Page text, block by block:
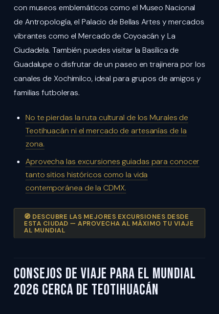
con museos emblemáticos como el Museo Nacional
de Antropología, el Palacio de Bellas Artes y mercados
vibrantes como el Mercado de Coyoacán y La
Ciudadela. También puedes visitar la Basílica de
Guadalupe o disfrutar de un paseo en trajinera por los
canales de Xochimilco, ideal para grupos de amigos y
familias futboleras.
No te pierdas la ruta cultural de los Murales de
Teotihuacán ni el mercado de artesanías de la
zona.
Aprovecha las excursiones guiadas para conocer
tanto sitios históricos como la vida
contemporánea de la CDMX.
🧭 DESCUBRE LAS MEJORES EXCURSIONES DESDE
ESTA CIUDAD — APROVECHA AL MÁXIMO TU VIAJE
AL MUNDIAL
Consejos de viaje para el Mundial
2026 cerca de Teotihuacán